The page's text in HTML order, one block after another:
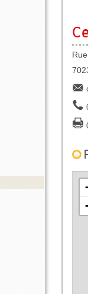
ERP
Sapeur-
Professionnel
Jeune Sapeur-
Sapeur-
Personnel
Offres